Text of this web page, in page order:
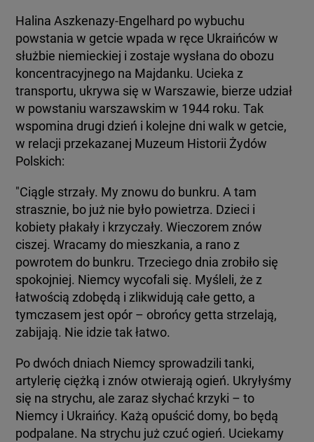
Halina Aszkenazy-Engelhard po wybuchu
powstania w getcie wpada w ręce Ukraińców w
służbie niemieckiej i zostaje wysłana do obozu
koncentracyjnego na Majdanku. Ucieka z
transportu, ukrywa się w Warszawie, bierze udział
w powstaniu warszawskim w 1944 roku. Tak
wspomina drugi dzień i kolejne dni walk w getcie,
w relacji przekazanej Muzeum Historii Żydów
Polskich:
"Ciągle strzały. My znowu do bunkru. A tam
strasznie, bo już nie było powietrza. Dzieci i
kobiety płakały i krzyczały. Wieczorem znów
ciszej. Wracamy do mieszkania, a rano z
powrotem do bunkru. Trzeciego dnia zrobiło się
spokojniej. Niemcy wycofali się. Myśleli, że z
łatwością zdobędą i zlikwidują całe getto, a
tymczasem jest opór – obrońcy getta strzelają,
zabijają. Nie idzie tak łatwo.
Po dwóch dniach Niemcy sprowadzili tanki,
artylerię ciężką i znów otwierają ogień. Ukryłyśmy
się na strychu, ale zaraz słychać krzyki – to
Niemcy i Ukraińcy. Każą opuścić domy, bo będą
podpalane. Na strychu już czuć ogień. Uciekamy